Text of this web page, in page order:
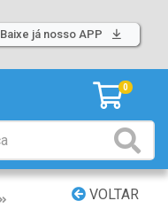
Baixe já nosso APP
0
VOLTAR